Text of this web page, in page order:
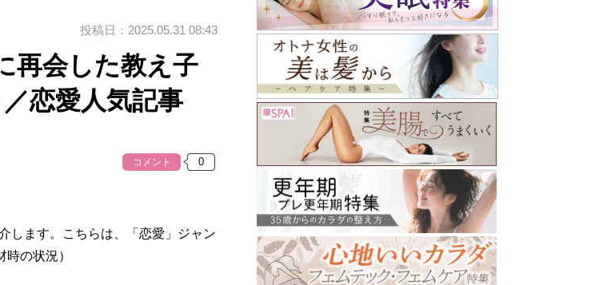
投稿日：2025.05.31 08:43
再会した教え子
恋愛人気記事
コメント
します。こちらは、「恋愛」ジャン
の状況）